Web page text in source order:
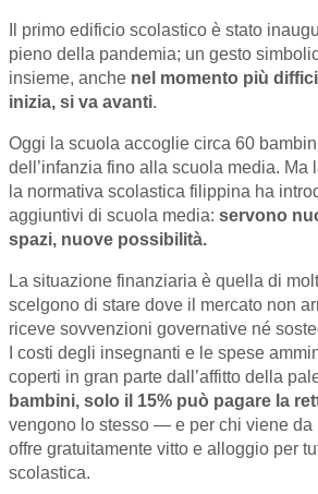
Il primo edificio scolastico è stato
pieno della pandemia; un gesto
insieme, anche nel momento più
inizia, si va avanti.
Oggi la scuola accoglie circa 60
dell’infanzia fino alla scuola media. Ma
la normativa scolastica filippina ha
aggiuntivi di scuola media: servono
spazi, nuove possibilità.
La situazione finanziaria è quella di
scelgono di stare dove il mercato non
riceve sovvenzioni governative né
I costi degli insegnanti e le spese
coperti in gran parte dall’affitto della
bambini, solo il 15% può pagare la
vengono lo stesso — e per chi viene da
offre gratuitamente vitto e alloggio per
scolastica.